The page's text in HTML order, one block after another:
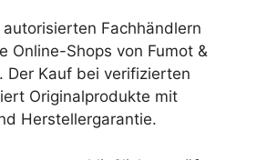
Fachhändlern
Online-Shops von Fumot &
Der Kauf bei verifizierten
Originalprodukte mit
Herstellergarantie.